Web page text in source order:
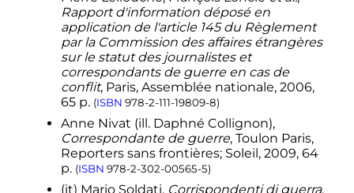
Courrier international.com, 14 mars
2012 (consulté le 2 août 2015).
↑(en) « O'Reilly, Williams and Real
War Correspondents », Jon Soltz,
The Huffington.com, 23 février 2015
(consulté le 2 août 2015).
↑ « Reporter en zone de guerre
France Inter.fr, 28 juillet 2014
(consulté le 2 août 2015).
↑« L'art d'écrire la guerre
le 23 septembre 2022
Rapport d'information déposé en
application de l'article 145 du Règlement
par la Commission des affaires étrangères
sur le statut des journalistes et
correspondants de guerre en cas de
conflit, Paris, Assemblée nationale, 2006,
65 p. (ISBN 978-2-111-19809-8)
Anne Nivat (ill.Daphné Collignon),
Correspondante de guerre, Toulon Paris,
Reporters sans frontières; Soleil, 2009, 64
p. (ISBN 978-2-302-00565-5)
(it) Mario Soldati, Corrispondenti di guerra,